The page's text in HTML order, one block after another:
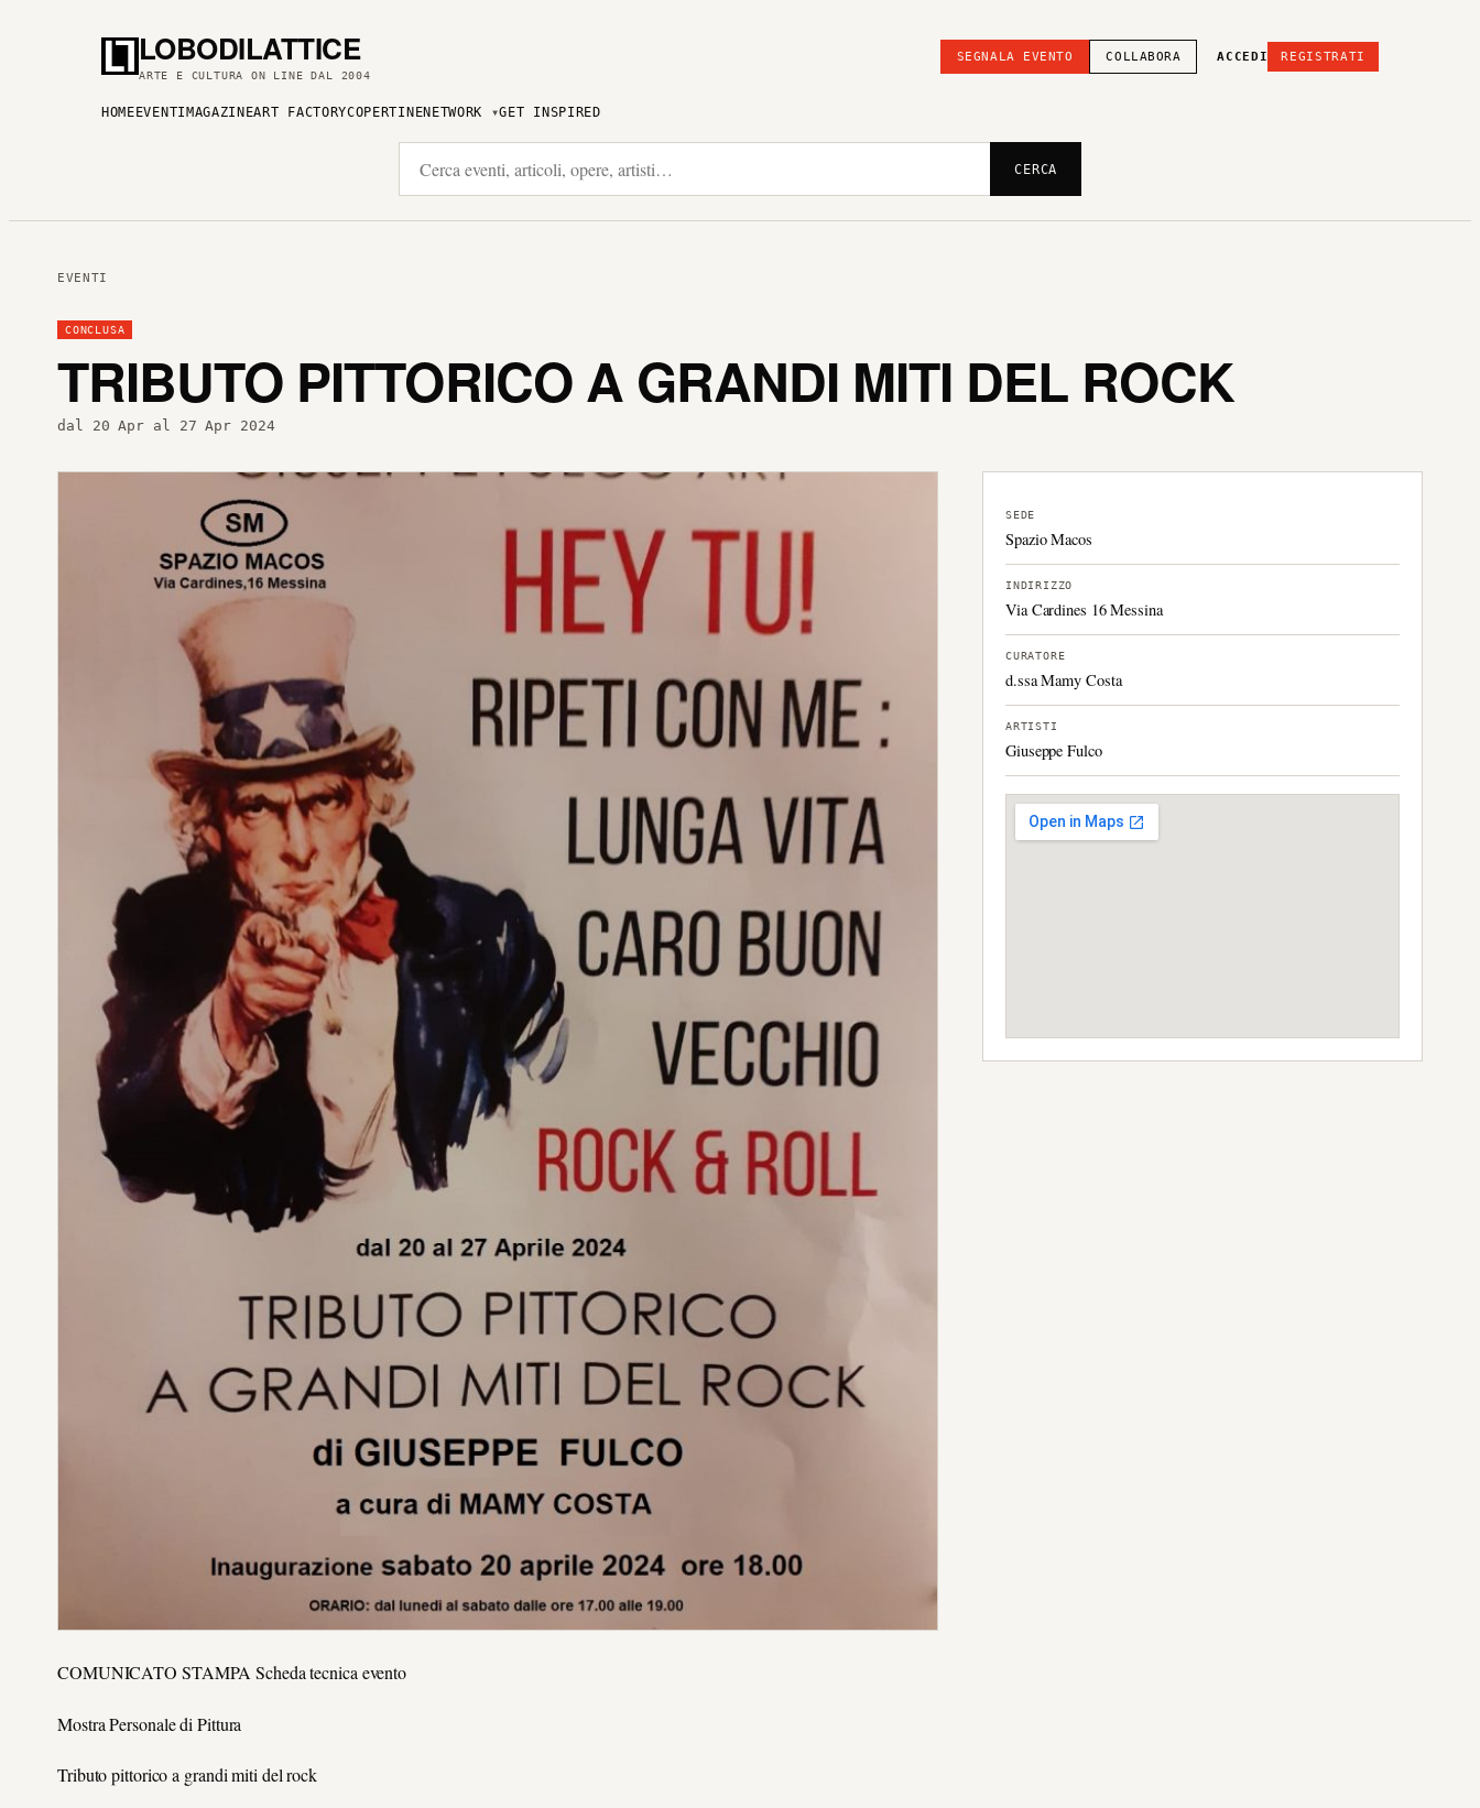
LOBODILATTICE
ARTE E CULTURA ON LINE DAL 2004
SEGNALA EVENTO COLLABORA ACCEDI REGISTRATI
HOME EVENTI MAGAZINEART FACTORYCOPERTINENETWORK GET INSPIRED
CERCA
EVENTI
CONCLUSA
TRIBUTO PITTORICO A GRANDI MITI DEL ROCK
dal 20 Apr al 27 Apr 2024
COMUNICATO STAMPA Scheda tecnica evento
Mostra Personale di Pittura
Tributo pittorico a grandi miti del rock
SEDE
Spazio Macos
INDIRIZZO
Via Cardines 16 Messina
CURATORE
d.ssa Mamy Costa
ARTISTI
Giuseppe Fulco